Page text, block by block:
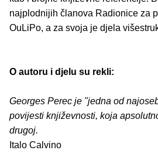
najplodnijih članova Radionice za
OuLiPo, a za svoja je djela
O autoru i djelu su rekli:
Georges Perec je "jedna od
povijesti književnosti, koja
drugoj.
Italo Calvino